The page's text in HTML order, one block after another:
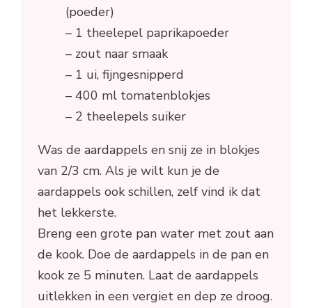
(poeder)
– 1 theelepel paprikapoeder
– zout naar smaak
– 1 ui, fijngesnipperd
– 400 ml tomatenblokjes
– 2 theelepels suiker
Was de aardappels en snij ze in blokjes
van 2/3 cm. Als je wilt kun je de
aardappels ook schillen, zelf vind ik dat
het lekkerste.
Breng een grote pan water met zout aan
de kook. Doe de aardappels in de pan en
kook ze 5 minuten. Laat de aardappels
uitlekken in een vergiet en dep ze droog.